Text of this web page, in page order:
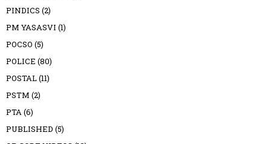
PINDICS (2)
PM YASASVI (1)
POCSO (5)
POLICE (80)
POSTAL(11)
PSTM (2)
PTA(6)
PUBLISHED (5)